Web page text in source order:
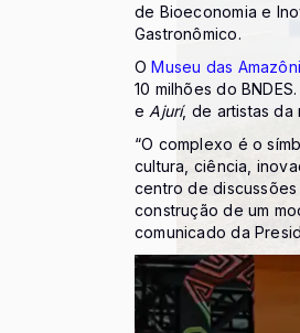
de Bioeconomia e
Gastronômico.
OMuseu das
10 milhões do
e Ajurí, de artistas da
“O complexo é o
cultura, ciência,
centro de
construção de um
comunicado da